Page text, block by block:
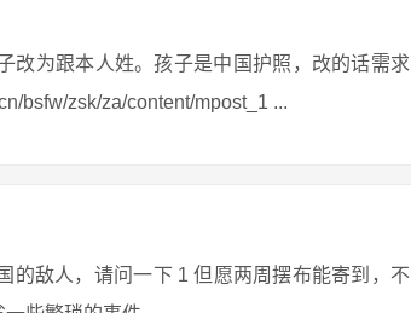
改为跟本人姓。孩子是中国护照，改的话需求
bsfw/zsk/za/content/mpost_1 ...
的敌人，请问一下 1 但愿两周摆布能寄到，不